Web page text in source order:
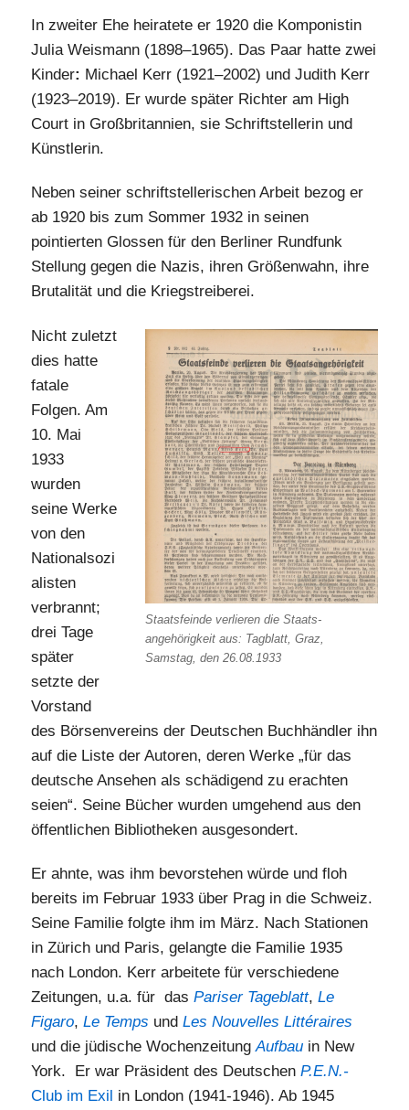
In zweiter Ehe heiratete er 1920 die Komponistin
Julia Weismann (1898–1965). Das Paar hatte zwei
Kinder: Michael Kerr (1921–2002) und Judith Kerr
(1923–2019). Er wurde später Richter am High
Court in Großbritannien, sie Schriftstellerin und
Künstlerin.
Neben seiner schriftstellerischen Arbeit bezog er
ab 1920 bis zum Sommer 1932 in seinen
pointierten Glossen für den Berliner Rundfunk
Stellung gegen die Nazis, ihren Größenwahn, ihre
Brutalität und die Kriegstreiberei.
Staatsfeinde verlieren die Staats-
angehörigkeit aus: Tagblatt, Graz,
Samstag, den 26.08.1933
Nicht zuletzt
dies hatte
fatale
Folgen. Am
10. Mai
1933
wurden
seine Werke
von den
Nationalsozi
alisten
verbrannt;
drei Tage
später
setzte der
Vorstand
des Börsenvereins der Deutschen Buchhändler ihn
auf die Liste der Autoren, deren Werke „für das
deutsche Ansehen als schädigend zu erachten
seien“. Seine Bücher wurden umgehend aus den
öffentlichen Bibliotheken ausgesondert.
Er ahnte, was ihm bevorstehen würde und floh
bereits im Februar 1933 über Prag in die Schweiz.
Seine Familie folgte ihm im März. Nach Stationen
in Zürich und Paris, gelangte die Familie 1935
nach London. Kerr arbeitete für verschiedene
Zeitungen, u.a. für dasPariser Tageblatt,Le
Figaro,Le Temps undLes Nouvelles Littéraires
und die jüdische WochenzeitungAufbau in New
York. Er war Präsident des DeutschenP.E.N.-
Club im Exil in London (1941-1946). Ab 1945